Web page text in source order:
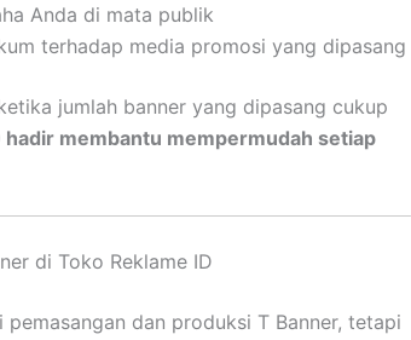
Anda di mata publik
terhadap media promosi yang dipasang
jumlah banner yang dipasang cukup
hadir membantu mempermudah setiap
di Toko Reklame ID
dan produksi T Banner, tetapi